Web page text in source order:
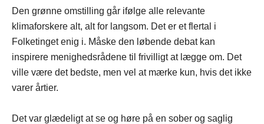
Den grønne omstilling går ifølge alle relevante
klimaforskere alt, alt for langsom. Det er et flertal i
Folketinget enig i. Måske den løbende debat kan
inspirere menighedsrådene til frivilligt at lægge om. Det
ville være det bedste, men vel at mærke kun, hvis det ikke
varer årtier.
Det var glædeligt at se og høre på en sober og saglig